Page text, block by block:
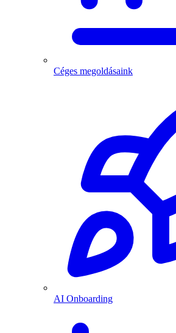
Céges megoldásaink
AI Onboarding